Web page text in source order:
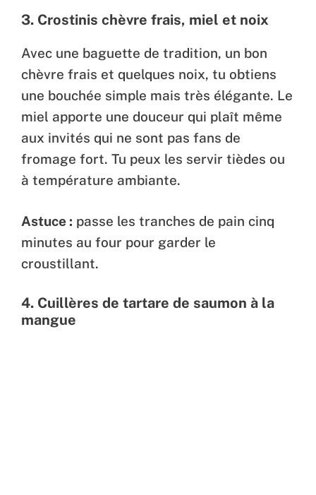
3. Crostinis chèvre frais, miel et noix
Avec une baguette de tradition, un bon
chèvre frais et quelques noix, tu obtiens
une bouchée simple mais très élégante. Le
miel apporte une douceur qui plaît même
aux invités qui ne sont pas fans de
fromage fort. Tu peux les servir tièdes ou
à température ambiante.
Astuce : passe les tranches de pain cinq
minutes au four pour garder le
croustillant.
4. Cuillères de tartare de saumon à la
mangue